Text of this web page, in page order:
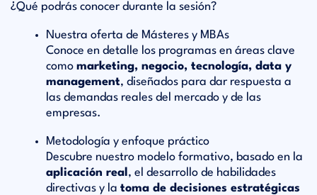
¿Qué podrás conocer durante la sesión?
Nuestra oferta de Másteres y MBAs
Conoce en detalle los programas en áreas clave
como marketing, negocio, tecnología, data y
management, diseñados para dar respuesta a
las demandas reales del mercado y de las
empresas.
Metodología y enfoque práctico
Descubre nuestro modelo formativo, basado en la
aplicación real , el desarrollo de habilidades
directivas y la toma de decisiones estratégicas